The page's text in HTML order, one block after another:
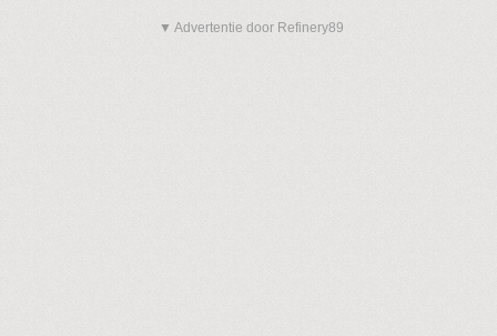
▼ Advertentie door Refinery89